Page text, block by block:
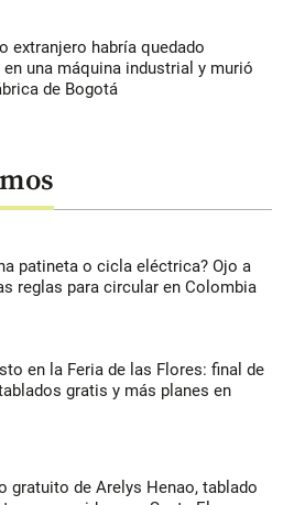
extranjero habría quedado
en una máquina industrial y murió
de Bogotá
patineta o cicla eléctrica? Ojo a
reglas para circular en Colombia
en la Feria de las Flores: final de
gratis y más planes en
gratuito de Arelys Henao, tablado